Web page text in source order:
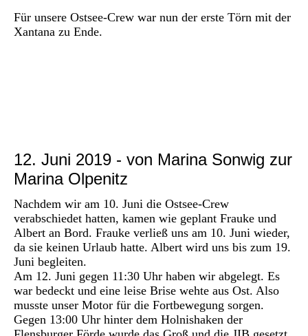
Für unsere Ostsee-Crew war nun der erste Törn mit der
Xantana zu Ende.
12. Juni 2019 - von Marina Sonwig zur
Marina Olpenitz
Nachdem wir am 10. Juni die Ostsee-Crew
verabschiedet hatten, kamen wie geplant Frauke und
Albert an Bord. Frauke verließ uns am 10. Juni wieder,
da sie keinen Urlaub hatte. Albert wird uns bis zum 19.
Juni begleiten.
Am 12. Juni gegen 11:30 Uhr haben wir abgelegt. Es
war bedeckt und eine leise Brise wehte aus Ost. Also
musste unser Motor für die Fortbewegung sorgen.
Gegen 13:00 Uhr hinter dem Holnishaken der